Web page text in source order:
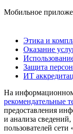
Мобильное
Этика и
Оказание
Защита
ИТ
На
рекомендательные
предоставления
и анализа
пользователей